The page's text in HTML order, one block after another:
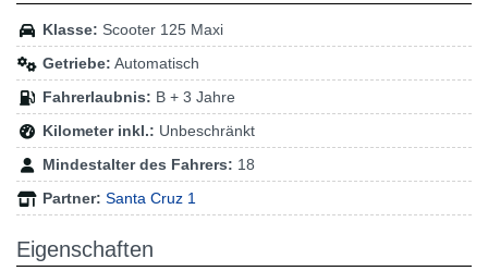
Klasse: Scooter 125 Maxi
Getriebe: Automatisch
Fahrerlaubnis: B + 3 Jahre
Kilometer inkl.: Unbeschränkt
Mindestalter des Fahrers: 18
Partner: Santa Cruz 1
Eigenschaften